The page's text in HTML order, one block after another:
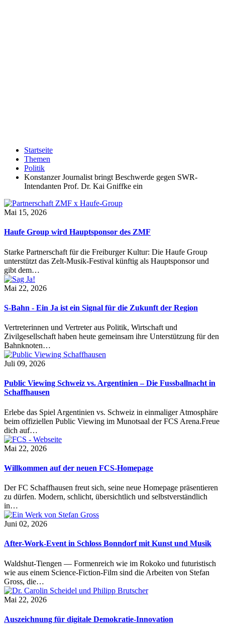
Startseite
Themen
Politik
Konstanzer Journalist bringt Beschwerde gegen SWR-
Intendanten Prof. Dr. Kai Gniffke ein
Mai 15, 2026
Haufe Group wird Hauptsponsor des ZMF
Starke Partnerschaft für die Freiburger Kultur: Die Haufe Group
unterstützt das Zelt-Musik-Festival künftig als Hauptsponsor und
gibt dem…
Mai 22, 2026
S-Bahn - Ein Ja ist ein Signal für die Zukunft der Region
Vertreterinnen und Vertreter aus Politik, Wirtschaft und
Zivilgesellschaft haben heute gemeinsam ihre Unterstützung für den
Bahnknoten…
Juli 09, 2026
Public Viewing Schweiz vs. Argentinien – Die Fussballnacht in
Schaffhausen
Erlebe das Spiel Argentinien vs. Schweiz in einmaliger Atmosphäre
beim offiziellen Public Viewing im Munotsaal der FCS Arena.Freue
dich auf…
Mai 22, 2026
Willkommen auf der neuen FCS-Homepage
Der FC Schaffhausen freut sich, seine neue Homepage präsentieren
zu dürfen. Modern, schlicht, übersichtlich und selbstverständlich
in…
Juni 02, 2026
After-Work-Event in Schloss Bonndorf mit Kunst und Musik
Waldshut-Tiengen — Formenreich wie im Rokoko und futuristisch
wie aus einem Science-Fiction-Film sind die Arbeiten von Stefan
Gross, die…
Mai 22, 2026
Auszeichnung für digitale Demokratie-Innovation